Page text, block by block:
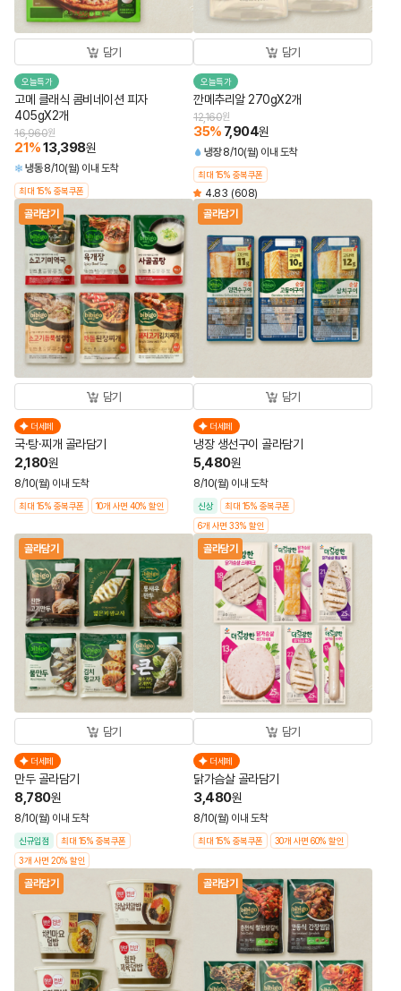
담기
오늘특가
고메 클래식 콤비네이션 피자
405gX2개
16,960원
21%13,398원
냉동 8/10(월) 이내 도착
최대 15% 중복쿠폰
담기
오늘특가
깐메추리알 270gX2개
12,160원
35% 7,904원
냉장 8/10(월) 이내 도착
최대 15% 중복쿠폰
4.83 (608)
골라담기
담기
더세페
국·탕·찌개 골라담기
2,180원
8/10(월) 이내 도착
최대 15% 중복쿠폰 10개 사면 40% 할인
골라담기
담기
더세페
냉장 생선구이 골라담기
5,480원
8/10(월) 이내 도착
신상
최대 15% 중복쿠폰
6개 사면 33% 할인
골라담기
담기
더세페
만두 골라담기
8,780원
8/10(월) 이내 도착
신규입점
최대 15% 중복쿠폰
3개 사면 20% 할인
골라담기
담기
더세페
닭가슴살 골라담기
3,480원
8/10(월) 이내 도착
최대 15% 중복쿠폰 30개 사면 60% 할인
골라담기 골라담기